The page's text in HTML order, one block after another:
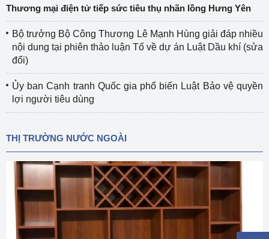
Thương mại điện tử tiếp sức tiêu thụ nhãn lồng Hưng Yên
Bộ trưởng Bộ Công Thương Lê Mạnh Hùng giải đáp nhiều
nội dung tại phiên thảo luận Tổ về dự án Luật Dầu khí (sửa
đổi)
Ủy ban Cạnh tranh Quốc gia phổ biến Luật Bảo vệ quyền
lợi người tiêu dùng
THỊ TRƯỜNG NƯỚC NGOÀI